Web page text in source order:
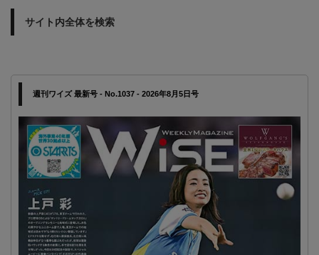
サイト内全体を検索
週刊ワイズ 最新号 - No.1037 - 2026年8月5日号